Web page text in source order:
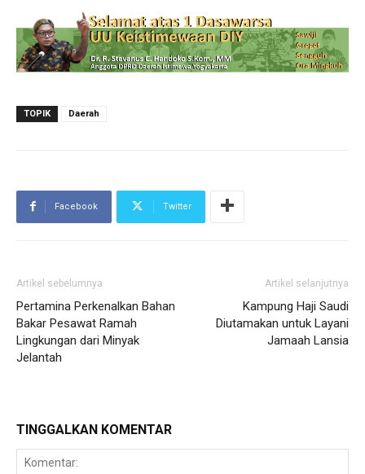
TOPIK Daerah
Facebook Twitter
Artikel sebelumnya
Pertamina Perkenalkan Bahan
Bakar Pesawat Ramah
Lingkungan dari Minyak
Jelantah
Artikel selanjutnya
Kampung Haji Saudi
Diutamakan untuk Layani
Jamaah Lansia
TINGGALKAN KOMENTAR